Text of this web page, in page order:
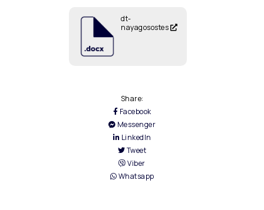
dt-
nayagosostes
Share:
Facebook
Messenger
LinkedIn
Tweet
Viber
Whatsapp